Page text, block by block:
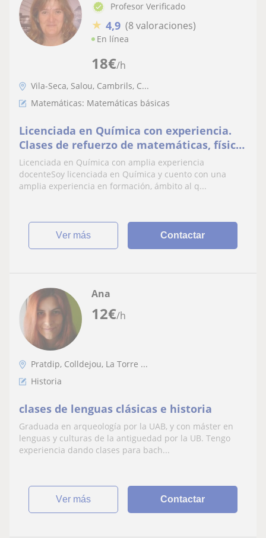
18€/h
Profesor Verificado
★ 4,9 (8 valoraciones)
En línea
Vila-Seca, Salou, Cambrils, C...
Matemáticas: Matemáticas básicas
Licenciada en Química con experiencia.
Clases de refuerzo de matemáticas, física,
química, biología y tecnología para ESO y
Bachillerato en Vila-seca. Atención
personalizada
Licenciada en Química con amplia experiencia
docenteSoy licenciada en Química y cuento con una
amplia experiencia en formación, ámbito al q...
ver más Contactar
12€/h
Ana
Pratdip, Colldejou, La Torre ...
Historia
clases de lenguas clásicas e historia
Graduada en arqueología por la UAB, y con máster en
lenguas y culturas de la antiguedad por la UB. Tengo
experiencia dando clases para bach...
ver más Contactar